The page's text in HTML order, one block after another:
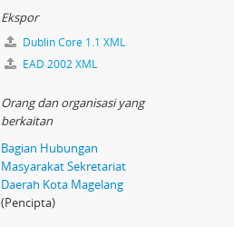
Ekspor
Dublin Core 1.1 XML
EAD 2002 XML
Orang dan organisasi yang
berkaitan
Bagian Hubungan
Masyarakat Sekretariat
Daerah Kota Magelang
(Pencipta)